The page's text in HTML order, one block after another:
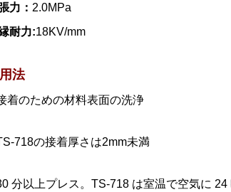
力： 2.0MPa
耐力:18KV/mm
法
着のための材料表面の洗浄
718の接着厚さは2mm未満
分以上プレス。TS-718 は室温で空気に 24